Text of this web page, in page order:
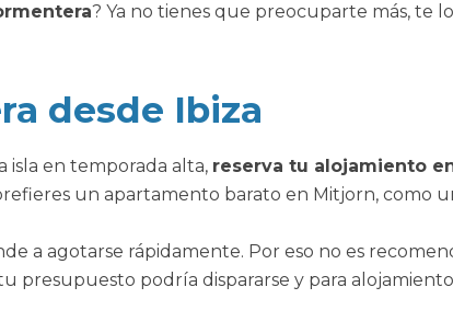
? Ya no tienes que preocuparte más, te lo
desde Ibiza
isla en temporada alta, reserva tu alojamiento
un apartamento barato en Mitjorn, como
a agotarse rápidamente. Por eso no es
presupuesto podría dispararse y para